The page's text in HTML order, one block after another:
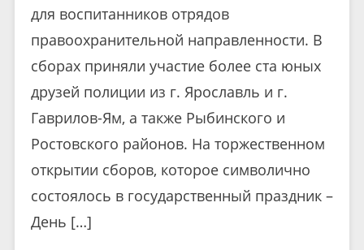
для воспитанников отрядов
правоохранительной направленности. В
сборах приняли участие более ста юных
друзей полиции из г. Ярославль и г.
Гаврилов-Ям, а также Рыбинского и
Ростовского районов. На торжественном
открытии сборов, которое символично
состоялось в государственный праздник –
День […]